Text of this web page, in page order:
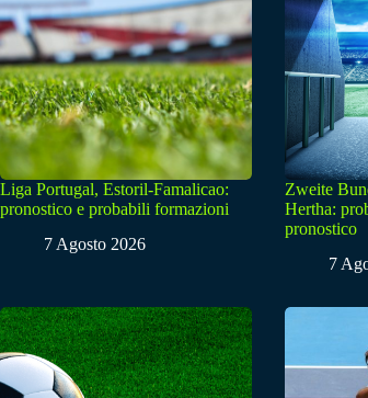
Liga Portugal, Estoril-Famalicao:
pronostico e probabili formazioni
7 Agosto 2026
Zweite
Hertha:
pronostico
7